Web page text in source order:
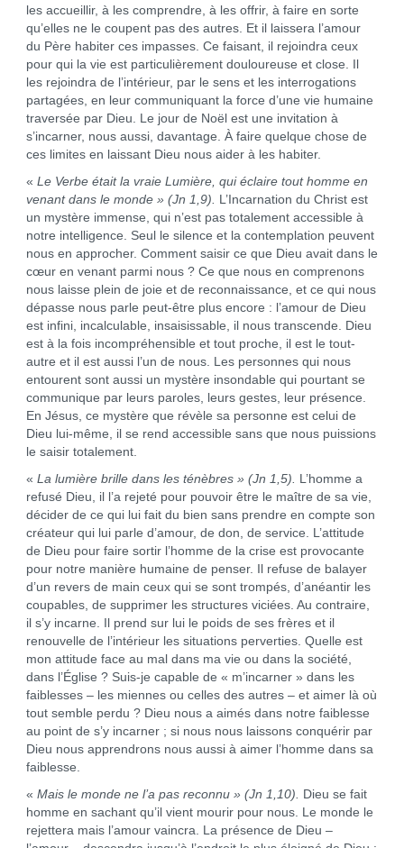
les accueillir, à les comprendre, à les offrir, à faire en sorte
qu’elles ne le coupent pas des autres. Et il laissera l’amour
du Père habiter ces impasses. Ce faisant, il rejoindra ceux
pour qui la vie est particulièrement douloureuse et close. Il
les rejoindra de l’intérieur, par le sens et les interrogations
partagées, en leur communiquant la force d’une vie humaine
traversée par Dieu. Le jour de Noël est une invitation à
s’incarner, nous aussi, davantage. À faire quelque chose de
ces limites en laissant Dieu nous aider à les habiter.
« Le Verbe était la vraie Lumière, qui éclaire tout homme en
venant dans le monde » (Jn 1,9). L’Incarnation du Christ est
un mystère immense, qui n’est pas totalement accessible à
notre intelligence. Seul le silence et la contemplation peuvent
nous en approcher. Comment saisir ce que Dieu avait dans le
cœur en venant parmi nous ? Ce que nous en comprenons
nous laisse plein de joie et de reconnaissance, et ce qui nous
dépasse nous parle peut-être plus encore : l’amour de Dieu
est infini, incalculable, insaisissable, il nous transcende. Dieu
est à la fois incompréhensible et tout proche, il est le tout-
autre et il est aussi l’un de nous. Les personnes qui nous
entourent sont aussi un mystère insondable qui pourtant se
communique par leurs paroles, leurs gestes, leur présence.
En Jésus, ce mystère que révèle sa personne est celui de
Dieu lui-même, il se rend accessible sans que nous puissions
le saisir totalement.
« La lumière brille dans les ténèbres » (Jn 1,5). L’homme a
refusé Dieu, il l’a rejeté pour pouvoir être le maître de sa vie,
décider de ce qui lui fait du bien sans prendre en compte son
créateur qui lui parle d’amour, de don, de service. L’attitude
de Dieu pour faire sortir l’homme de la crise est provocante
pour notre manière humaine de penser. Il refuse de balayer
d’un revers de main ceux qui se sont trompés, d’anéantir les
coupables, de supprimer les structures viciées. Au contraire,
il s’y incarne. Il prend sur lui le poids de ses frères et il
renouvelle de l’intérieur les situations perverties. Quelle est
mon attitude face au mal dans ma vie ou dans la société,
dans l’Église ? Suis-je capable de « m’incarner » dans les
faiblesses – les miennes ou celles des autres – et aimer là où
tout semble perdu ? Dieu nous a aimés dans notre faiblesse
au point de s’y incarner ; si nous nous laissons conquérir par
Dieu nous apprendrons nous aussi à aimer l’homme dans sa
faiblesse.
« Mais le monde ne l’a pas reconnu » (Jn 1,10). Dieu se fait
homme en sachant qu’il vient mourir pour nous. Le monde le
rejettera mais l’amour vaincra. La présence de Dieu –